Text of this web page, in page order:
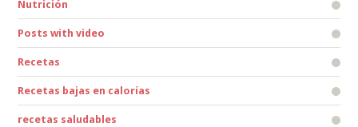
Nutrición
Posts with video
Recetas
Recetas bajas en calorías
recetas saludables